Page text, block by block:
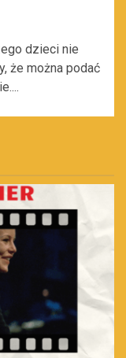
dzieci nie
że można podać